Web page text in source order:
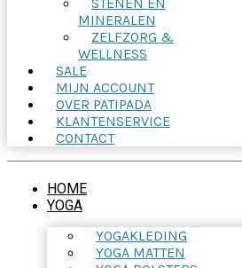
MINERALEN
ZELFZORG &
WELLNESS
SALE
MIJN ACCOUNT
OVER PATIPADA
KLANTENSERVICE
CONTACT
HOME
YOGA
YOGAKLEDING
YOGA MATTEN